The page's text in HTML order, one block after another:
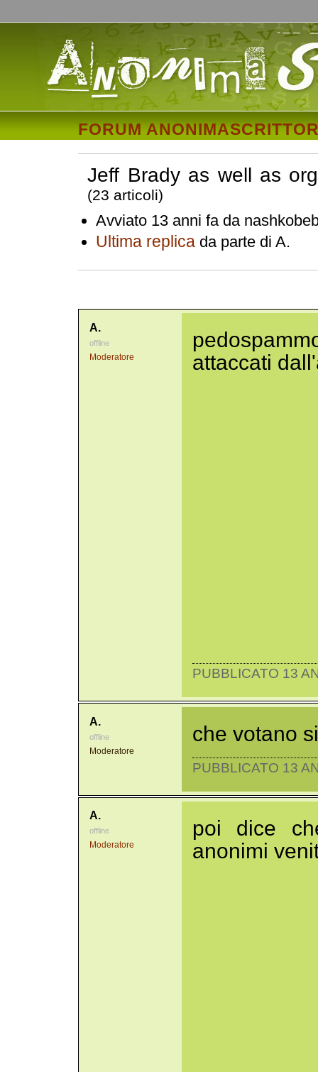
FORUM
Jeff Brady as well as
(23 articoli)
Avviato 13 anni fa da
Ultima replica da parte di A.
A.
offline
Moderatore
attaccati
PUBBLICATO 13
A.
offline
Moderatore
che votano
PUBBLICATO 13
A.
offline
Moderatore
poi dice
anonimi